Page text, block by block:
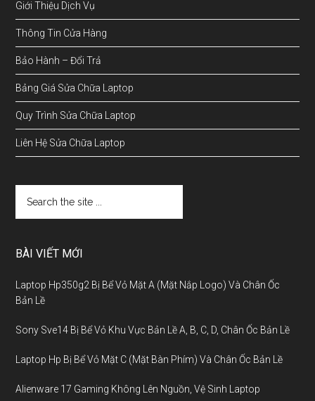
Giới Thiệu Dịch Vụ
Thông Tin Cửa Hàng
Bảo Hành – Đổi Trả
Bảng Giá Sửa Chữa Laptop
Quy Trình Sửa Chữa Laptop
Liên Hệ Sửa Chữa Laptop
BÀI VIẾT MỚI
Laptop Hp350g2 Bị Bể Vỏ Mặt A (Mặt Nắp Logo) Và Chân Ốc
Bản Lề
Sony Sve14 Bị Bể Vỏ Khu Vực Bản Lề A, B, C, D, Chân Ốc Bản Lề
Laptop Hp Bị Bể Vỏ Mặt C (Mặt Bàn Phím) Và Chân Ốc Bản Lề
Alienware 17 Gaming Không Lên Nguồn, Vệ Sinh Laptop